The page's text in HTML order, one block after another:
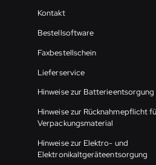
Kontakt
Bestellsoftware
Faxbestellschein
Lieferservice
Hinweise zur Batterieentsorgung
Hinweise zur Rücknahmepflicht
Verpackungsmaterial
Hinweise zur Elektro- und
Elektronikaltgeräteentsorgung